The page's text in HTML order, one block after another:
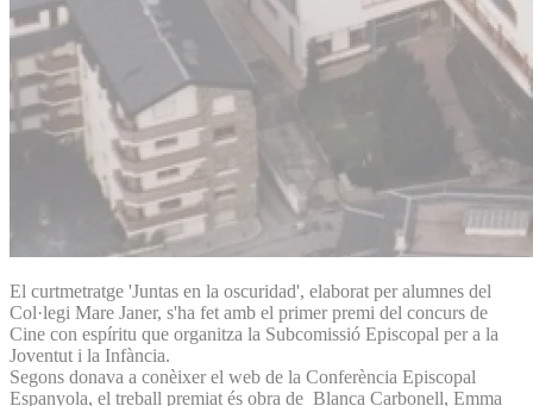
El curtmetratge 'Juntas en la oscuridad', elaborat per alumnes del
Col·legi Mare Janer, s'ha fet amb el primer premi del concurs de
Cine con espíritu que organitza la Subcomissió Episcopal per a la
Joventut i la Infància.
Segons donava a conèixer el web de la Conferència Episcopal
Espanyola, el treball premiat és obra de Blanca Carbonell, Emma